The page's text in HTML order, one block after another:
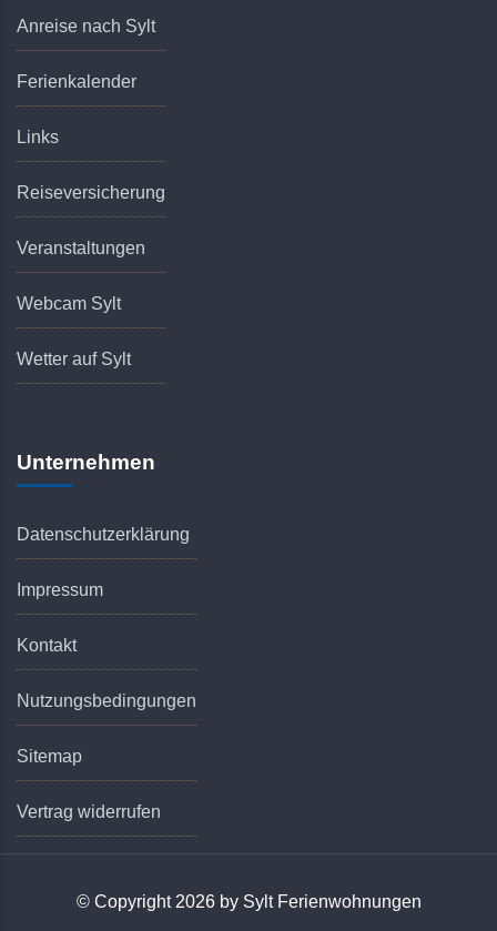
Anreise nach Sylt
Ferienkalender
Links
Reiseversicherung
Veranstaltungen
Webcam Sylt
Wetter auf Sylt
Unternehmen
Datenschutzerklärung
Impressum
Kontakt
Nutzungsbedingungen
Sitemap
Vertrag widerrufen
© Copyright 2026 by Sylt Ferienwohnungen